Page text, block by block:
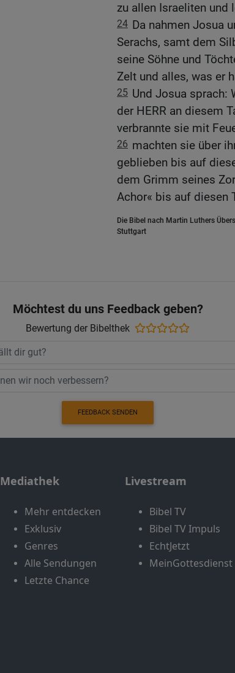
zu allen Israeliten und
24 Da nahmen Josua
Serachs, samt dem
seine Söhne und
Zelt und alles, was er
25 Und Josua sprach:
der HERR an diesem
verbrannte sie mit
26 machten sie über
geblieben bis auf
dem Grimm seines
Achor« bis auf diesen
Die Bibel nach Martin Luthers
Stuttgart
Möchtest du uns Feedback geben?
Bewertung der Bibelthek
FEEDBACK SENDEN
Mediathek
Mehr entdecken
Exklusiv
Genres
Alle Sendungen
Letzte Chance
Livestream
Bibel TV
Bibel TV Impuls
EchtJetzt
MeinGottesdienst